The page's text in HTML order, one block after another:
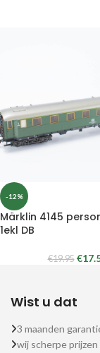
-12%
Märklin 4145
1ekl DB
€19.95 €
Wist u dat
3 maanden
wij scherpe